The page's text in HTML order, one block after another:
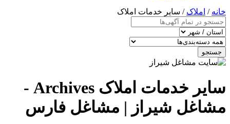
خانه / املاک / سایر خدمات املاک
جستجو
سایر خدمات املاک Archives -
مشاغل شیراز | مشاغل فارس